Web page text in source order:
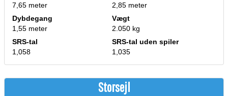
7,65 meter
2,85 meter
Dybdegang
1,55 meter
Vægt
2.050 kg
SRS-tal
1,058
SRS-tal uden spiler
1,035
Storsejl